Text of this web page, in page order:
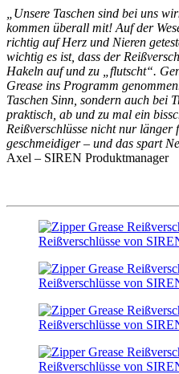
„Unsere Taschen sind bei uns
kommen überall mit! Auf der
richtig auf Herz und Nieren
wichtig es ist, dass der
Hakeln auf und zu „flutscht“.
Grease ins Programm
Taschen Sinn, sondern auch bei
praktisch, ab und zu mal ein
Reißverschlüsse nicht nur
geschmeidiger – und das spart
Axel – SIREN Produktmanager